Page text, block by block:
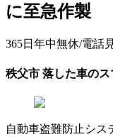
に至急作製
365日年中無休/電話
秩父市 落した車の
自動車盗難防止シス